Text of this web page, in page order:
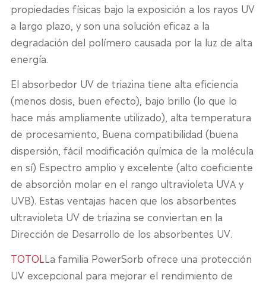
propiedades físicas bajo la exposición a los rayos UV
a largo plazo, y son una solución eficaz a la
degradación del polímero causada por la luz de alta
energía.
El absorbedor UV de triazina tiene alta eficiencia
(menos dosis, buen efecto), bajo brillo (lo que lo
hace más ampliamente utilizado), alta temperatura
de procesamiento, Buena compatibilidad (buena
dispersión, fácil modificación química de la molécula
en sí) Espectro amplio y excelente (alto coeficiente
de absorción molar en el rango ultravioleta UVA y
UVB). Estas ventajas hacen que los absorbentes
ultravioleta UV de triazina se conviertan en la
Dirección de Desarrollo de los absorbentes UV.
TOTOL La familia PowerSorb ofrece una protección
UV excepcional para mejorar el rendimiento de